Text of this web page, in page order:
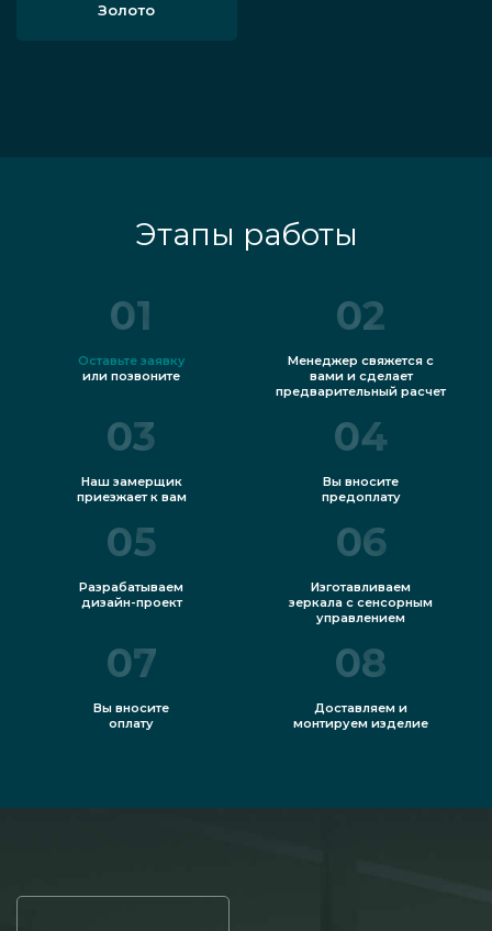
Золото
Этапы работы
01
Оставьте заявку
или позвоните
02
Менеджер свяжется с
вами и сделает
предварительный расчет
03
Наш замерщик
приезжает к вам
04
Вы вносите
предоплату
05
Разрабатываем
дизайн-проект
06
Изготавливаем
зеркала с сенсорным
управлением
07
Вы вносите
оплату
08
Доставляем и
монтируем изделие